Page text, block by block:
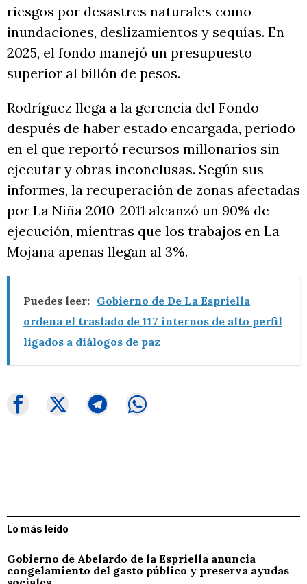
riesgos por desastres naturales como
inundaciones, deslizamientos y sequías. En
2025, el fondo manejó un presupuesto
superior al billón de pesos.
Rodríguez llega a la gerencia del Fondo
después de haber estado encargada, periodo
en el que reportó recursos millonarios sin
ejecutar y obras inconclusas. Según sus
informes, la recuperación de zonas afectadas
por La Niña 2010-2011 alcanzó un 90% de
ejecución, mientras que los trabajos en La
Mojana apenas llegan al 3%.
Puedes leer: Gobierno de De La Espriella
ordena el traslado de 117 internos de alto perfil
ligados a diálogos de paz
Lo más leído
Gobierno de Abelardo de la Espriella anuncia
congelamiento del gasto público y preserva ayudas